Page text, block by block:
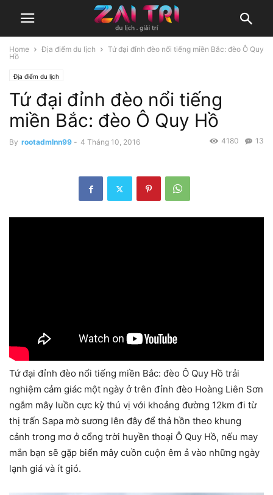
Home Địa điểm du lịch
Tứ đại đỉnh đèo nổi tiếng miền Bắc: đèo Ô Quy
Hồ
Địa điểm du lịch
Tứ đại đỉnh đèo nổi tiếng
miền Bắc: đèo Ô Quy Hồ
By rootadmlnn99 - 4 Tháng 10, 2016 13
4180
Tứ đại đỉnh đèo nổi tiếng miền Bắc: đèo Ô Quy Hồ trải
nghiệm cảm giác một ngày ở trên đỉnh đèo Hoàng Liên Sơn
ngắm mây luồn cực kỳ thú vị với khoảng đường 12km đi từ
thị trấn Sapa mờ sương lên đây để thả hồn theo khung
cảnh trong mơ ở cổng trời huyền thoại Ô Quy Hồ, nếu may
mắn bạn sẽ gặp biển mây cuồn cuộn êm ả vào những ngày
lạnh giá và ít gió.